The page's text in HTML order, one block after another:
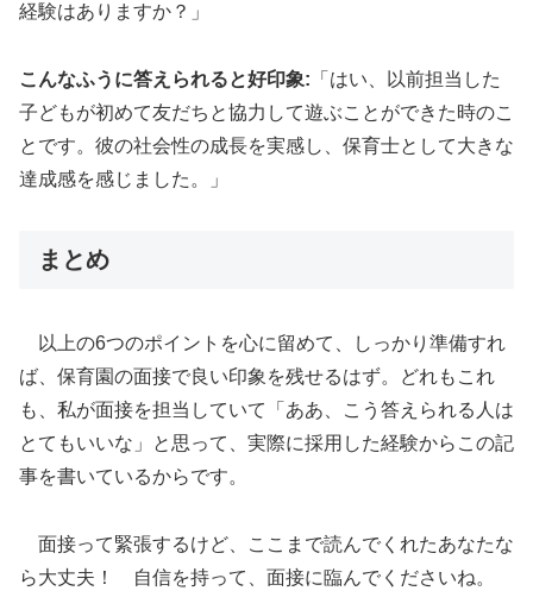
経験はありますか？」
こんなふうに答えられると好印象: 「はい、以前担当した
子どもが初めて友だちと協力して遊ぶことができた時のこ
とです。彼の社会性の成長を実感し、保育士として大きな
達成感を感じました。」
まとめ
以上の6つのポイントを心に留めて、しっかり準備すれ
ば、保育園の面接で良い印象を残せるはず。どれもこれ
も、私が面接を担当していて「ああ、こう答えられる人は
とてもいいな」と思って、実際に採用した経験からこの記
事を書いているからです。
面接って緊張するけど、ここまで読んでくれたあなたな
ら大丈夫！ 自信を持って、面接に臨んでくださいね。